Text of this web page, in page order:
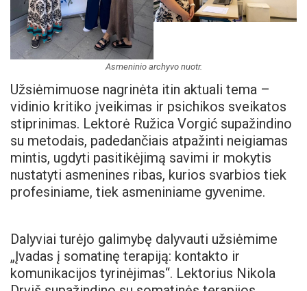
Asmeninio archyvo nuotr.
Užsiėmimuose nagrinėta itin aktuali tema –
vidinio kritiko įveikimas ir psichikos sveikatos
stiprinimas. Lektorė Ružica Vorgić supažindino
su metodais, padedančiais atpažinti neigiamas
mintis, ugdyti pasitikėjimą savimi ir mokytis
nustatyti asmenines ribas, kurios svarbios tiek
profesiniame, tiek asmeniniame gyvenime.
Dalyviai turėjo galimybę dalyvauti užsiėmime
„Įvadas į somatinę terapiją: kontakto ir
komunikacijos tyrinėjimas“. Lektorius Nikola